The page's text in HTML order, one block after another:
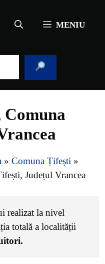
MENIU
Comuna
» Comuna Țifești »
Județul Vrancea
realizat la nivel
totală a localității